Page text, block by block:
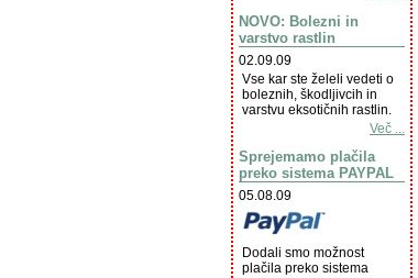
NOVO: Bolezni in
varstvo rastlin
02.09.09
Vse kar ste želeli vedeti o
boleznih, škodljivcih in
varstvu eksotičnih rastlin.
Več ...
Sprejemamo plačila
preko sistema PAYPAL
05.08.09
Dodali smo možnost
plačila preko sistema